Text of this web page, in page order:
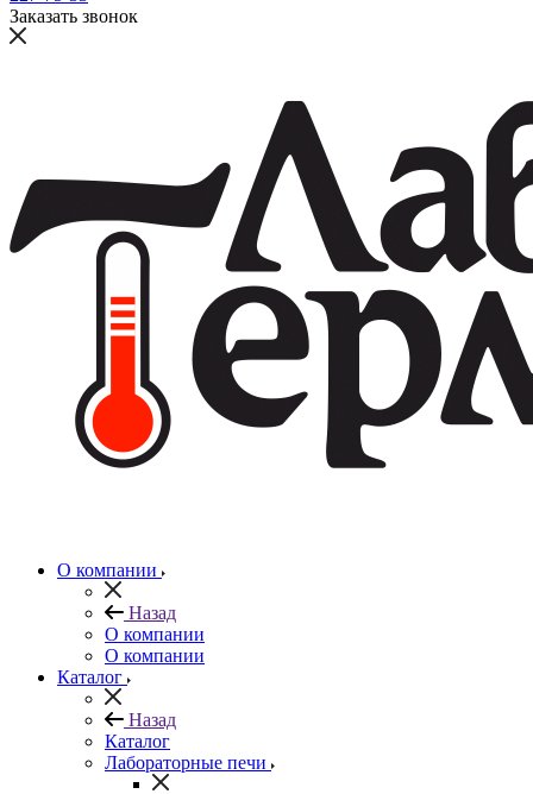
Заказать звонок
О компании
Назад
О компании
О компании
Каталог
Назад
Каталог
Лабораторные печи